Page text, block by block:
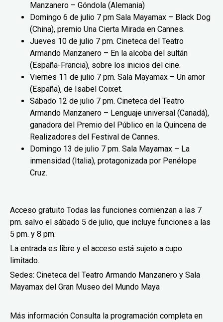
Manzanero – Góndola (Alemania)
Domingo 6 de julio 7 pm Sala Mayamax – Black Dog
(China), premio Una Cierta Mirada en Cannes.
Jueves 10 de julio 7 pm. Cineteca del Teatro
Armando Manzanero – En la alcoba del sultán
(España-Francia), sobre los inicios del cine.
Viernes 11 de julio 7 pm. Sala Mayamax – Un amor
(España), de Isabel Coixet.
Sábado 12 de julio 7 pm. Cineteca del Teatro
Armando Manzanero – Lenguaje universal (Canadá),
ganadora del Premio del Público en la Quincena de
Realizadores del Festival de Cannes.
Domingo 13 de julio 7 pm. Sala Mayamax – La
inmensidad (Italia), protagonizada por Penélope
Cruz.
Acceso gratuito Todas las funciones comienzan a las 7
pm. salvo el sábado 5 de julio, que incluye funciones a las
5 pm. y 8 pm.
La entrada es libre y el acceso está sujeto a cupo
limitado.
Sedes: Cineteca del Teatro Armando Manzanero y Sala
Mayamax del Gran Museo del Mundo Maya
Más información Consulta la programación completa en